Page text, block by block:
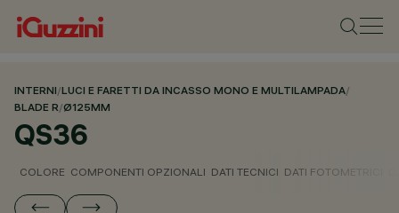
INTERNI/LUCI E FARETTI DA INCASSO MONO E MULTILAMPADA/
BLADE R/Ø125MM
QS36
COLORE COMPONENTI OPZIONALI DATI TECNICI DATI FOTOMETRICI